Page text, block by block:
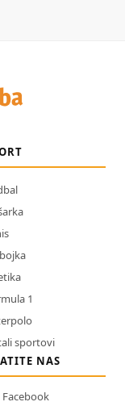
1
sportovi
NAS
Facebook